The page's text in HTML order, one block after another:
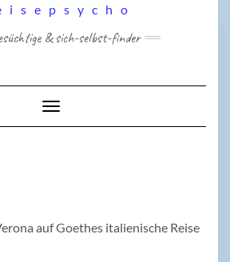
& sich-selbst-finder
Toggle Navigation